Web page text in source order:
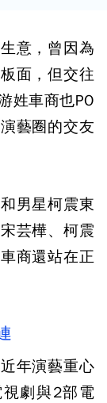
意，曾因為
面，但交往
姓車商也PO
藝圈的交友
男星柯震東
芸樺、柯震
商還站在正
年演藝重心
劇與2部電